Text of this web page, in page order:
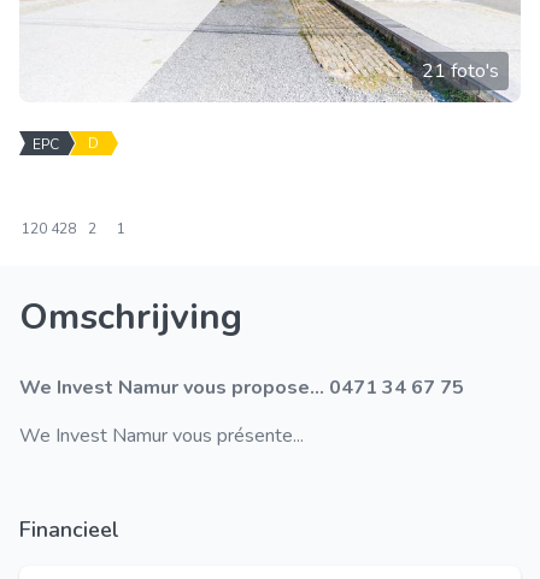
21 foto's
EPC D
120 428 2 1
Omschrijving
We Invest Namur vous propose... 0471 34 67 75
We Invest Namur vous présente...
Financieel